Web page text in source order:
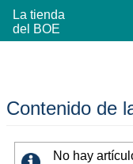
La tienda
del BOE
Contenido de
No hay